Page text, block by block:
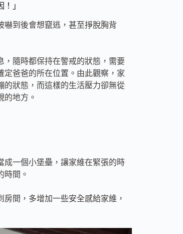
」
嚇到後會想竄逃，甚至掙脫胸背
，隨時都保持在警戒的狀態，需要
爸爸的所在位置。由此觀察，家
的狀態，而這樣的生活壓力卻無從
的地方。
成一個小堡壘，讓家維在緊張的時
時間。
間，多增加一些安全感給家維，